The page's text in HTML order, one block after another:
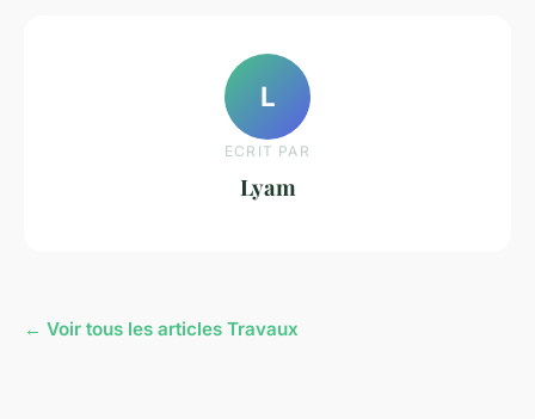
L
ECRIT PAR
Lyam
← Voir tous les articles Travaux